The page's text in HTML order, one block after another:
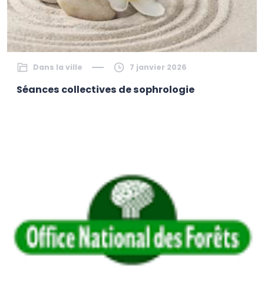
Dans la ville 7 janvier 2026
Séances collectives de sophrologie